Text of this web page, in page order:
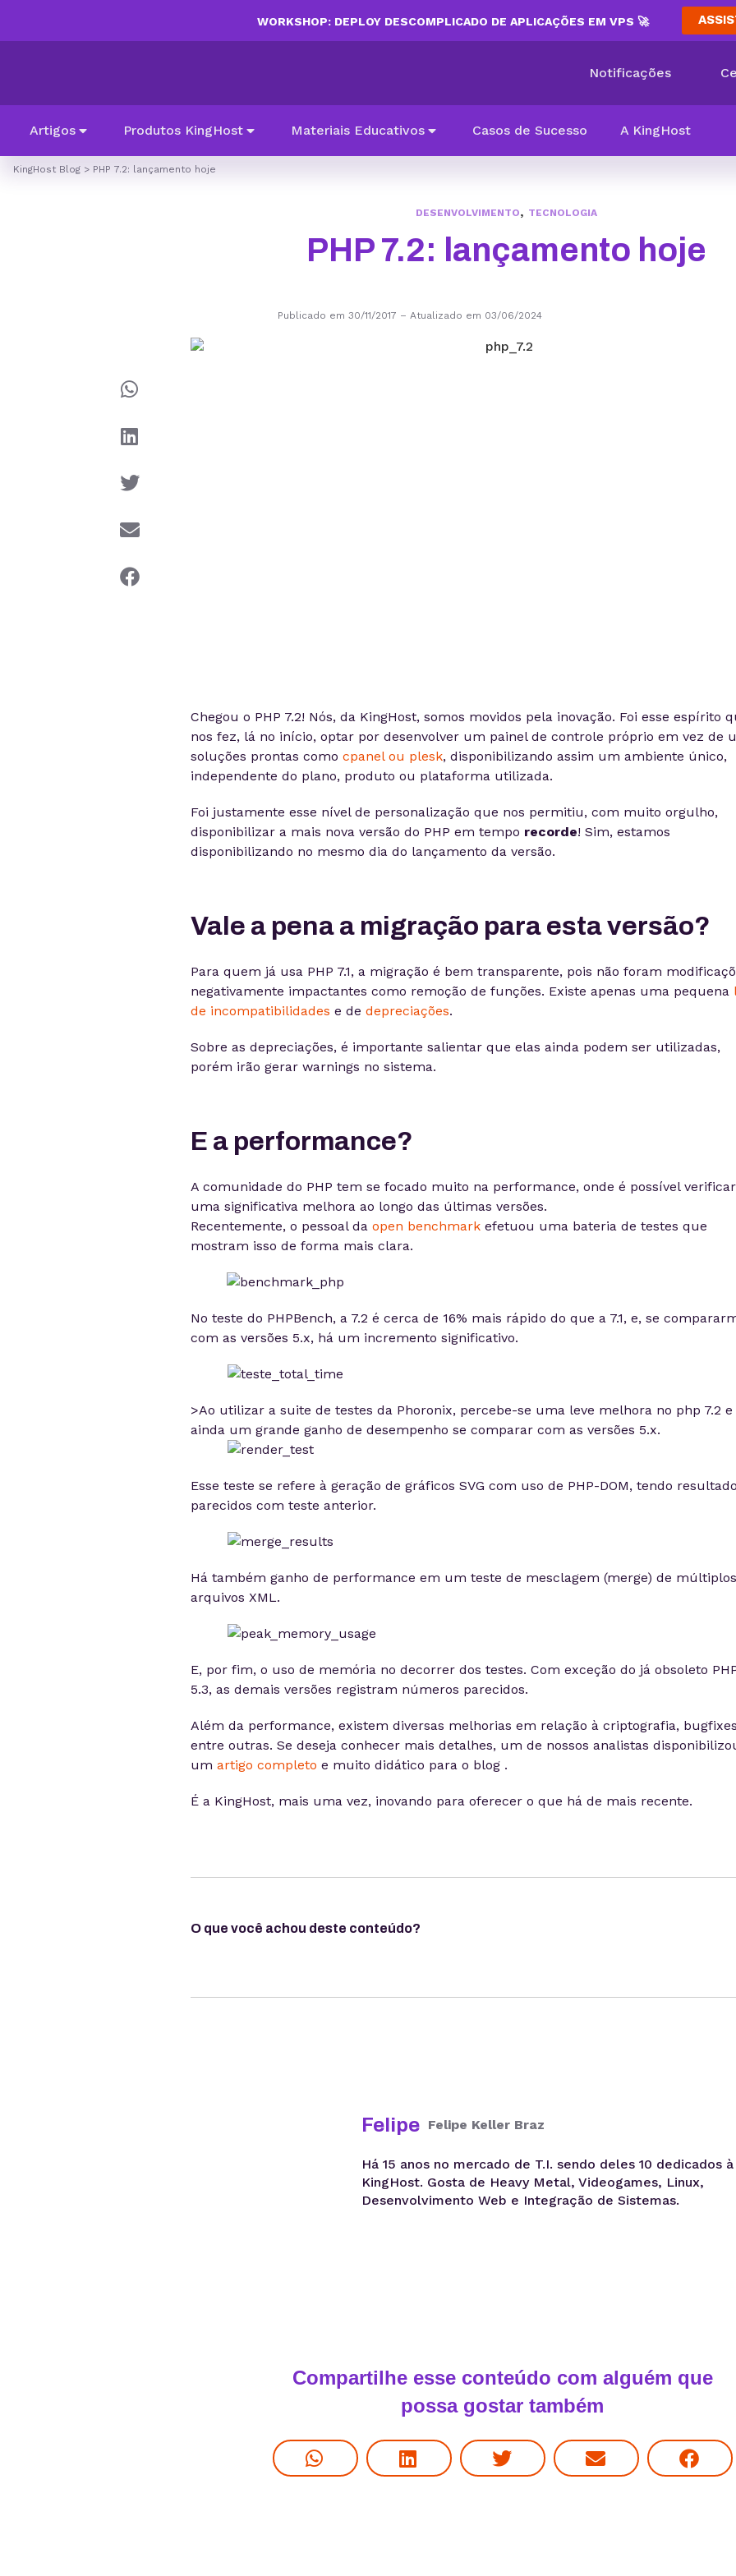
WORKSHOP: DEPLOY DESCOMPLICADO DE APLICAÇÕES EM VPS 🚀
Notificações
Artigos Produtos KingHost Materiais Educativos Casos de Sucesso A KingHost
KingHost Blog > PHP 7.2: lançamento hoje
DESENVOLVIMENTO, TECNOLOGIA
PHP 7.2: lançamento hoje
Publicado em 30/11/2017 – Atualizado em 03/06/2024
Chegou o PHP 7.2! Nós, da KingHost, somos movidos pela inovação. Foi esse espírito
nos fez, lá no início, optar por desenvolver um painel de controle próprio em vez de
soluções prontas como cpanel ou plesk, disponibilizando assim um ambiente único,
independente do plano, produto ou plataforma utilizada.
Foi justamente esse nível de personalização que nos permitiu, com muito orgulho,
disponibilizar a mais nova versão do PHP em tempo recorde! Sim, estamos
disponibilizando no mesmo dia do lançamento da versão.
Vale a pena a migração para esta versão?
Para quem já usa PHP 7.1, a migração é bem transparente, pois não foram
negativamente impactantes como remoção de funções. Existe apenas uma pequena
de incompatibilidades e de depreciações.
Sobre as depreciações, é importante salientar que elas ainda podem ser utilizadas,
porém irão gerar warnings no sistema.
E a performance?
A comunidade do PHP tem se focado muito na performance, onde é possível verificar
uma significativa melhora ao longo das últimas versões.
Recentemente, o pessoal da open benchmarkefetuou uma bateria de testes que
mostram isso de forma mais clara.
No teste do PHPBench, a 7.2 é cerca de 16% mais rápido do que a 7.1, e, se
com as versões 5.x, há um incremento significativo.
>Ao utilizar a suite de testes da Phoronix, percebe-se uma leve melhora no php 7.2 e
ainda um grande ganho de desempenho se comparar com as versões 5.x.
Esse teste se refere à geração de gráficos SVG com uso de PHP-DOM, tendo
parecidos com teste anterior.
Há também ganho de performance em um teste de mesclagem (merge) de múltiplos
arquivos XML.
E, por fim, o uso de memória no decorrer dos testes. Com exceção do já obsoleto
5.3, as demais versões registram números parecidos.
Além da performance, existem diversas melhorias em relação à criptografia,
entre outras. Se deseja conhecer mais detalhes, um de nossos analistas
um artigo completo e muito didático para o blog .
É a KingHost, mais uma vez, inovando para oferecer o que há de mais recente.
O que você achou deste conteúdo?
Felipe Felipe Keller Braz
Há 15 anos no mercado de T.I. sendo deles 10 dedicados à
KingHost. Gosta de Heavy Metal, Videogames, Linux,
Desenvolvimento Web e Integração de Sistemas.
Compartilhe esse conteúdo com alguém que
possa gostar também